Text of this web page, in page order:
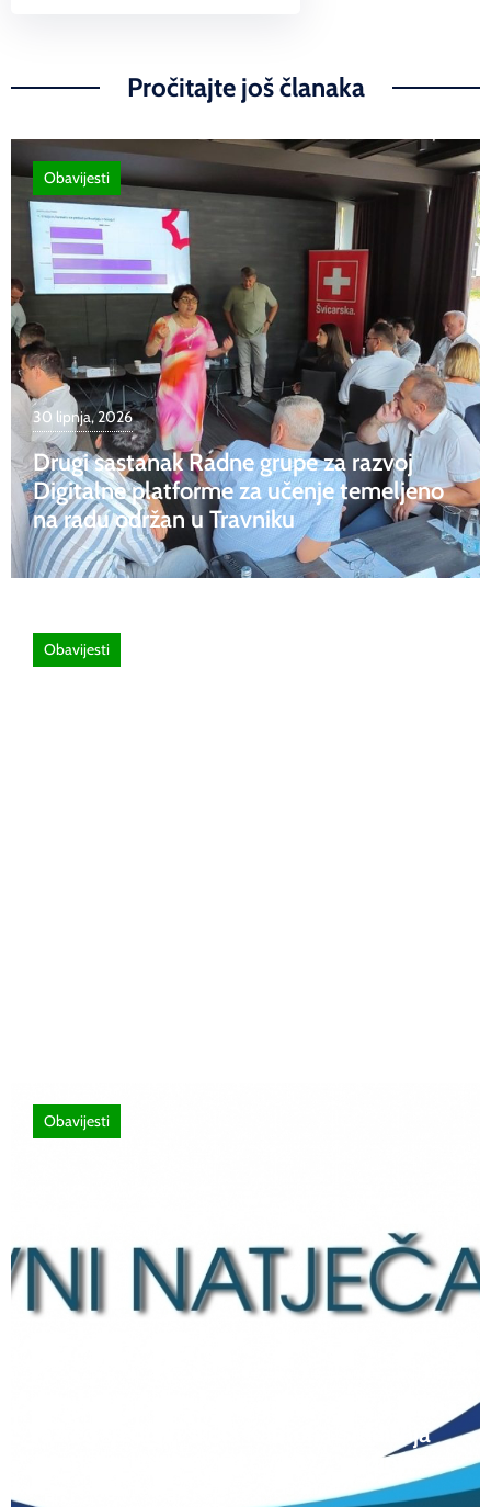
Pročitajte još članaka
30 lipnja, 2026
Drugi sastanak Radne grupe za razvoj
Digitalne platforme za učenje temeljeno
na radu održan u Travniku
Obavijesti
Obavijesti
razred srednjih škola Kantona Središnja
Bosna u školskoj 2026./2027. godini
Obavijesti